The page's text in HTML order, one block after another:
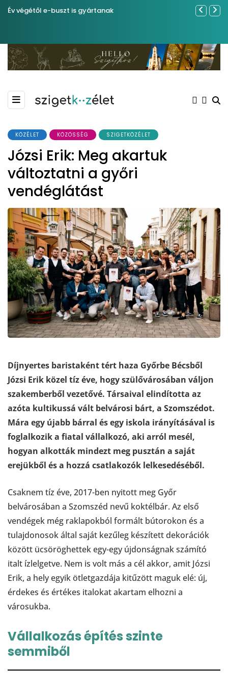
Év végétől e-buszt is gyártanak Sose
KÖZÉLET KÖZÖSSÉG SZIGETKÖZÉLET
Józsi Erik: Meg akartuk
változtatni a győri
vendéglátást
Díjnyertes baristaként tért haza Győrbe Bécsből
Józsi Erik közel tíz éve, hogy szülővárosában váljon
szakemberből vezetővé. Társaival elindította az
azóta kultikussá vált belvárosi bárt, a Szomszédot.
Mára egy újabb bárral és egy iskola irányításával is
foglalkozik a fiatal vállalkozó, aki arról mesél,
hogyan alkották mindezt meg pusztán a saját
erejükből és a hozzá csatlakozók lelkesedéséből.
Csaknem tíz éve, 2017-ben nyitott meg Győr
belvárosában a Szomszéd nevű koktélbár. Az első
vendégek még raklapokból formált bútorokon és a
tulajdonosok által saját kezűleg készített dekorációk
között ücsöröghettek egy-egy újdonságnak számító
italt ízlelgetve. Nem is volt más a cél akkor, amit Józsi
Erik, a hely egyik ötletgazdája kitűzött maguk elé: új,
érdekes és értékes italokat akartam elhozni a
városukba.
Vállalkozás építés szinte
semmiből